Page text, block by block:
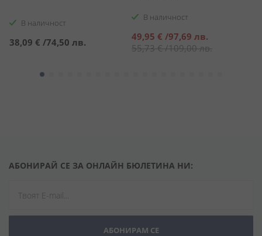
В наличност
38,09 € /74,50 лв.
В наличност
Специална
цена
49,95 € /97,69 лв.
55,73 €/109,00 лв.
АБОНИРАЙ СЕ ЗА ОНЛАЙН БЮЛЕТИНА НИ:
АБОНИРАМ СЕ